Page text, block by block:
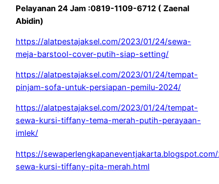
Pelayanan 24 Jam :0819-1109-6712 ( Zaenal
Abidin)
https://alatpestajaksel.com/2023/01/24/sewa-
meja-barstool-cover-putih-siap-setting/
https://alatpestajaksel.com/2023/01/24/tempat-
pinjam-sofa-untuk-persiapan-pemilu-2024/
https://alatpestajaksel.com/2023/01/24/tempat-
sewa-kursi-tiffany-tema-merah-putih-perayaan-
imlek/
https://
sewa-kursi-tiffany-pita-merah.html